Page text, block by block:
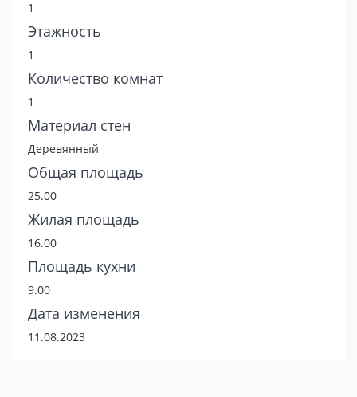
1
Этажность
1
Количество комнат
1
Материал стен
Деревянный
Общая площадь
25.00
Жилая площадь
16.00
Площадь кухни
9.00
Дата изменения
11.08.2023